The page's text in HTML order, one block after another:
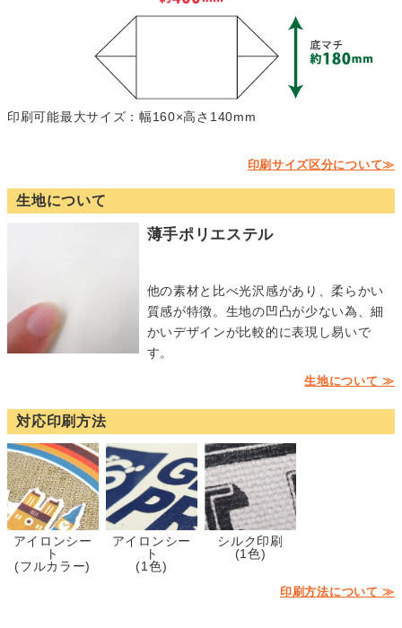
印刷可能最大サイズ：幅160×高さ140mm
印刷サイズ区分について≫
生地について
薄手ポリエステル
他の素材と比べ光沢感があり、柔らかい
質感が特徴。生地の凹凸が少ない為、細
かいデザインが比較的に表現し易いで
す。
生地について ≫
対応印刷方法
アイロンシー
ト
(フルカラー)
アイロンシー
ト
(1色)
シルク印刷
(1色)
印刷方法について ≫